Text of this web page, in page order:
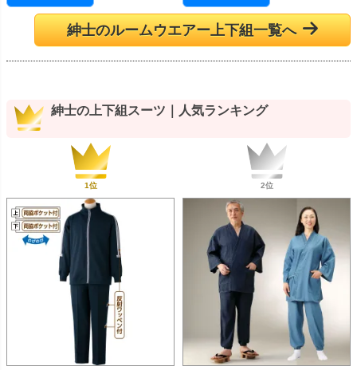
紳士のルームウエアー上下組一覧へ
紳士の上下組スーツ｜人気ランキング